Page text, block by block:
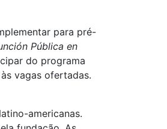
para pré-
Pública en
do programa
vagas ofertadas.
americanas.